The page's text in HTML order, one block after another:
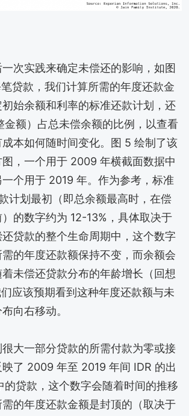
次实践来确定未偿还的影响，如图
贷款，我们计算所需的年度还款金
始余额和利率的标准还款计划，还
金额）占总未偿余额的比例，以查看
本如何随时间变化。图 5 绘制了该
，一个用于 2009 年横截面数据中
个用于 2019 年。作为参考，标准
计划最初（即总余额最高时，在偿
的数字约为 12-13%，具体取决于
贷款的整个生命周期中，这个数字
的年度还款额保持不变，而余额会
未偿还贷款分布的年龄增长（回想
应该预期看到这种年度还款额与未
向右移动。
大一部分贷款的所需付款为零或接
了 2009 年至 2019 年间 IDR 的出
的贷款，这个数字会随着时间的推移
的年度还款金额是封顶的（取决于